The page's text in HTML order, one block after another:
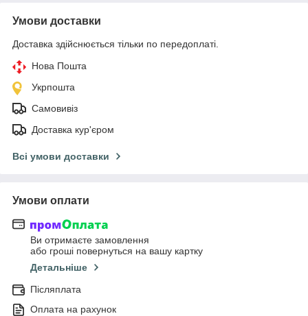
Умови доставки
Доставка здійснюється тільки по передоплаті.
Нова Пошта
Укрпошта
Самовивіз
Доставка кур'єром
Всі умови доставки
Умови оплати
Ви отримаєте замовлення
або гроші повернуться на вашу картку
Детальніше
Післяплата
Оплата на рахунок